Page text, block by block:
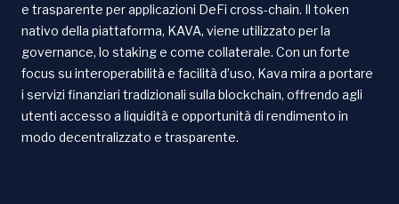
e trasparente per applicazioni DeFi cross-chain. Il token
nativo della piattaforma, KAVA, viene utilizzato per la
governance, lo staking e come collaterale. Con un forte
focus su interoperabilità e facilità d’uso, Kava mira a portare
i servizi finanziari tradizionali sulla blockchain, offrendo agli
utenti accesso a liquidità e opportunità di rendimento in
modo decentralizzato e trasparente.